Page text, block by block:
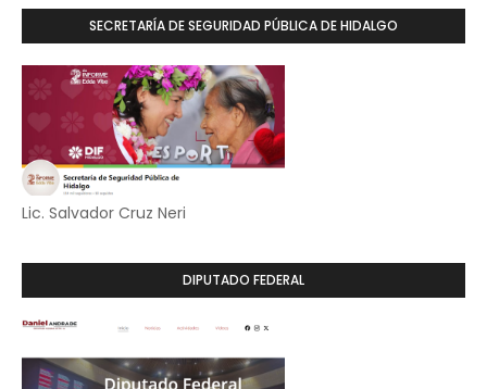
SECRETARÍA DE SEGURIDAD PÚBLICA DE HIDALGO
Lic. Salvador Cruz Neri
DIPUTADO FEDERAL